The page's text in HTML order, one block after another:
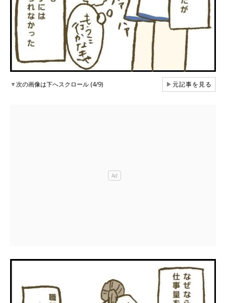
▼次の画像は下へスクロール (4/9) ▶元記事を見る